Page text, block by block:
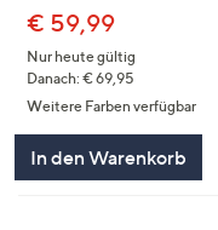
€ 59,99
Nur heute gültig
Danach: € 69,95
Weitere Farben verfügbar
In den Warenkorb